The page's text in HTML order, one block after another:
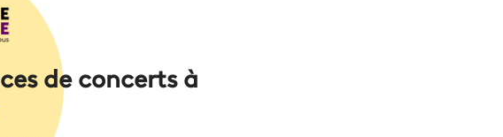
de concerts à